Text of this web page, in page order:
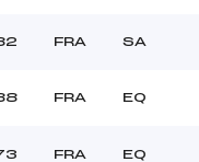
C :
FRA SA
FRA EQ
FRA EQ